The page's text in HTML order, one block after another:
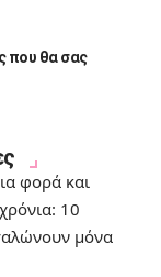
που θα σας
φορά και
10
μόνα